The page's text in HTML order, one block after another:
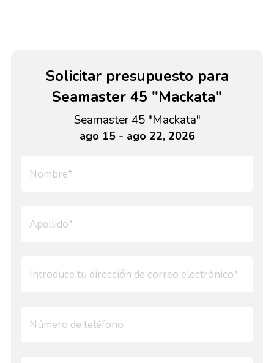
Solicitar presupuesto para
Seamaster 45 "Mackata"
Seamaster 45 "Mackata"
ago 15 - ago 22, 2026